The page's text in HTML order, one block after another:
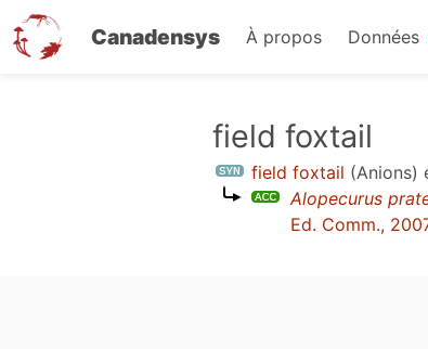
Canadensys À propos Données
field foxtail
field foxtail (Anions)
Alopecurus
Ed. Comm.,